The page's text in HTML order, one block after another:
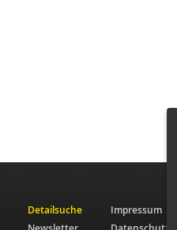
Detailsuche
Impressum